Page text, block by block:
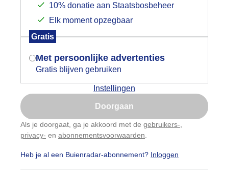
10% donatie aan Staatsbosbeheer
Elk moment opzegbaar
Gratis
Met persoonlijke advertenties
Gratis blijven gebruiken
Instellingen
Doorgaan
Als je doorgaat, ga je akkoord met de gebruikers-
privacy- en abonnementsvoorwaarden
Heb je al een Buienradar-abonnement? Inloggen
lichtjes tijdens de donkere
Indien je hier nog geen akkoord op hebt
gegeven, verschijnt er zo een pop-up uit
je browser waarin deze toestemming
gevraagd wordt.
Is goed, toon de popup
Nu niet, misschien later
Gebruik je Safari en wil je niet elke dag deze pop-up
Klikhierom dit aan te passen